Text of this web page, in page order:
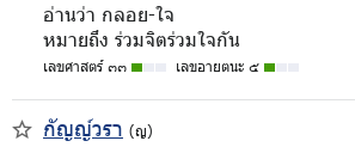
อ่านว่า กลอย-ใจ
หมายถึง ร่วมจิตร่วมใจกัน
เลขศาสตร์ ๓๓ เลขอายตนะ ๕
กัญญ์วรา (ญ)